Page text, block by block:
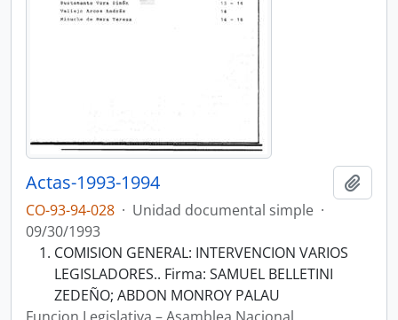
Actas-1993-1994
CO-93-94-028 · Unidad documental simple ·
09/30/1993
COMISION GENERAL: INTERVENCION VARIOS
LEGISLADORES.. Firma: SAMUEL BELLETINI
ZEDEÑO; ABDON MONROY PALAU